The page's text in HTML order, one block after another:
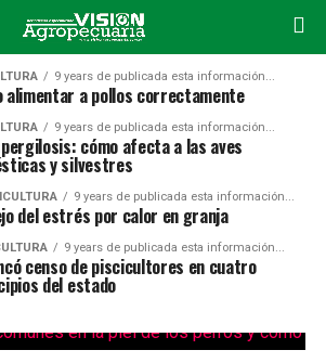
9 years de publicada esta información...
alimentar a pollos correctamente
9 years de publicada esta información...
cómo afecta a las aves
y silvestres
9 years de publicada esta información...
del estrés por calor en granja
9 years de publicada esta información...
censo de piscicultores en cuatro
del estado